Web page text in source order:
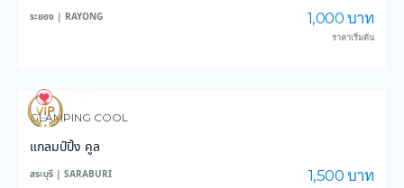
ระยอง | RAYONG 1,000 บาท
ราคาเริ่มต้น
29
GLAMPING COOL
แกลมป์ปิ้ง คูล
สระบุรี | SARABURI 1,500 บาท